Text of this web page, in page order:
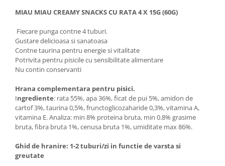
MIAU MIAU CREAMY SNACKS CU RATA 4 X 15G (60G)
Fiecare punga contne 4 tuburi.
Gustare delicioasa si sanatoasa
Contne taurina pentru energie si vitalitate
Potrivita pentru pisicile cu sensibilitate alimentare
Nu contin conservanti
Hrana complementara pentru pisici.
Ingrediente: rata 55%, apa 36%, ficat de pui 5%, amidon de
cartof 3%, taurina 0,5%, frunctoglicozaharide 0,3%, vitamina A,
vitamina E. Analiza: min 8% proteina bruta, min 0.8% grasime
bruta, fibra bruta 1%, cenusa bruta 1%, umiditate max 86%.
Ghid de hranire: 1-2 tuburi/zi in functie de varsta si
greutate